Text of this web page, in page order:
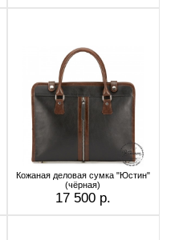
Кожаная деловая сумка "Юстин"
(чёрная)
17 500 р.